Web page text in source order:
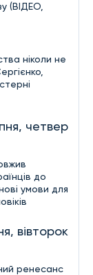
(ВІДЕО,
ніколи не
четвер
до
умови для
вівторок
ренесанс